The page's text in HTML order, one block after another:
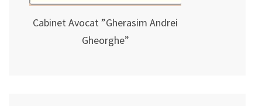
Cabinet Avocat ”Gherasim Andrei
Gheorghe”